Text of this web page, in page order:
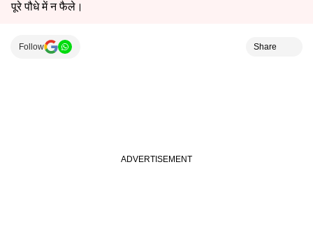
पूरे पौधे में न फैले।
Follow Share